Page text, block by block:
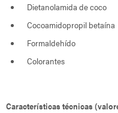
Dietanolamida de coco
Cocoamidopropil betaína
Formaldehído
Colorantes
Características técnicas